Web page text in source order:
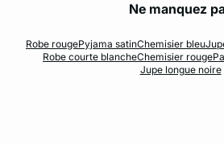
Ne manquez
Robe rougePyjama satinChemisier bleu
Robe courte blancheChemisier rouge
Jupe longue noire